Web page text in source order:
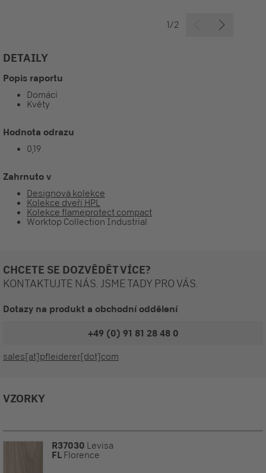
1/2
DETAILY
Popis raportu
Domácí
Květy
Hodnota odrazu
0,19
Zahrnuto v
Designová kolekce
Kolekce dveří HPL
Kolekce flameprotect compact
Worktop Collection Industrial
CHCETE SE DOZVĚDĚT VÍCE?
KONTAKTUJTE NÁS. JSME TADY PRO VÁS.
Dotazy na produkt a obchodní oddělení
+49 (0) 91 81 28 48 0
sales[at]pfleiderer[dot]com
VZORKY
R37030 Levisa
FL Florence